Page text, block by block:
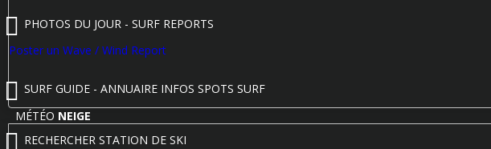
PHOTOS DU JOUR - SURF REPORTS
Poster un Wave / Wind Report
SURF GUIDE - ANNUAIRE INFOS SPOTS SURF
MÉTÉO NEIGE
RECHERCHER STATION DE SKI